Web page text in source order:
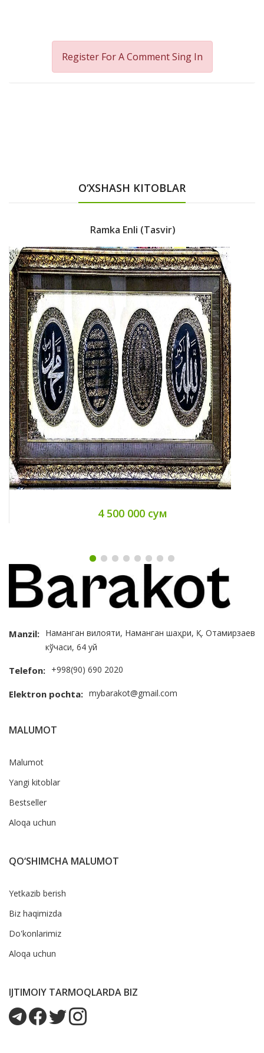
Register For A CommentSing In
O‘XSHASH KITOBLAR
Ramka Enli (tasvir)
4 500 000 сум
Manzil: Наманган вилояти, Наманган шаҳри, Қ. Отамирзаев
кўчаси, 64 уй
Telefon: +998(90) 690 2020
Elektron pochta: mybarakot@gmail.com
MALUMOT
Malumot
Yangi kitoblar
Bestseller
Aloqa uchun
QO‘SHIMCHA MALUMOT
Yetkazib berish
Biz haqimizda
Do'konlarimiz
Aloqa uchun
IJTIMOIY TARMOQLARDA BIZ